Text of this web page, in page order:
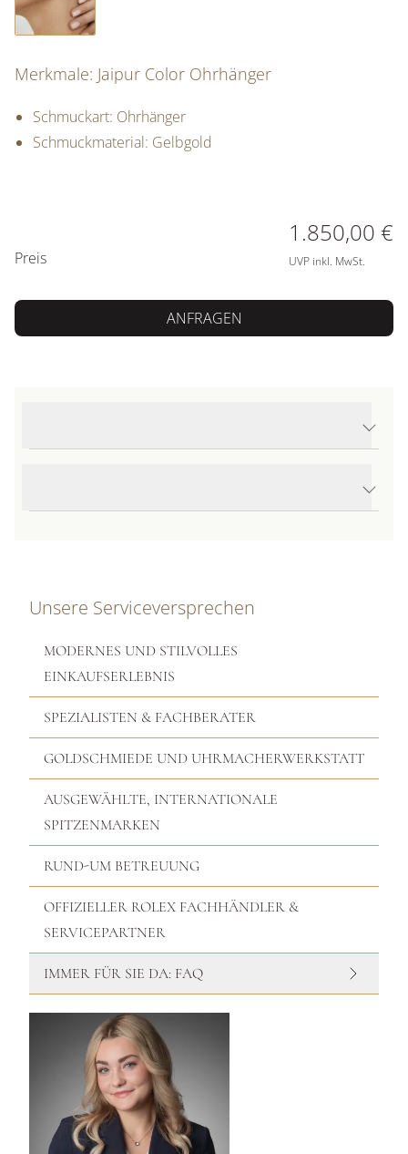
Merkmale: Jaipur Color Ohrhänger
Schmuckart: Ohrhänger
Schmuckmaterial: Gelbgold
Preis
1.850,00 €
UVP inkl. MwSt.
ANFRAGEN
Unsere Serviceversprechen
MODERNES UND STILVOLLES
EINKAUFSERLEBNIS
SPEZIALISTEN & FACHBERATER
GOLDSCHMIEDE UND UHRMACHERWERKSTATT
AUSGEWÄHLTE, INTERNATIONALE
SPITZENMARKEN
RUND-UM BETREUUNG
OFFIZIELLER ROLEX FACHHÄNDLER &
SERVICEPARTNER
IMMER FÜR SIE DA: FAQ